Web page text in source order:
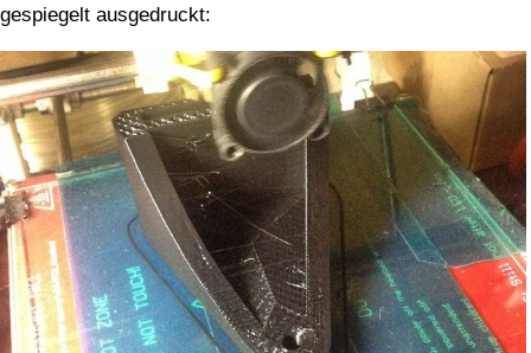
gespiegelt ausgedruckt: